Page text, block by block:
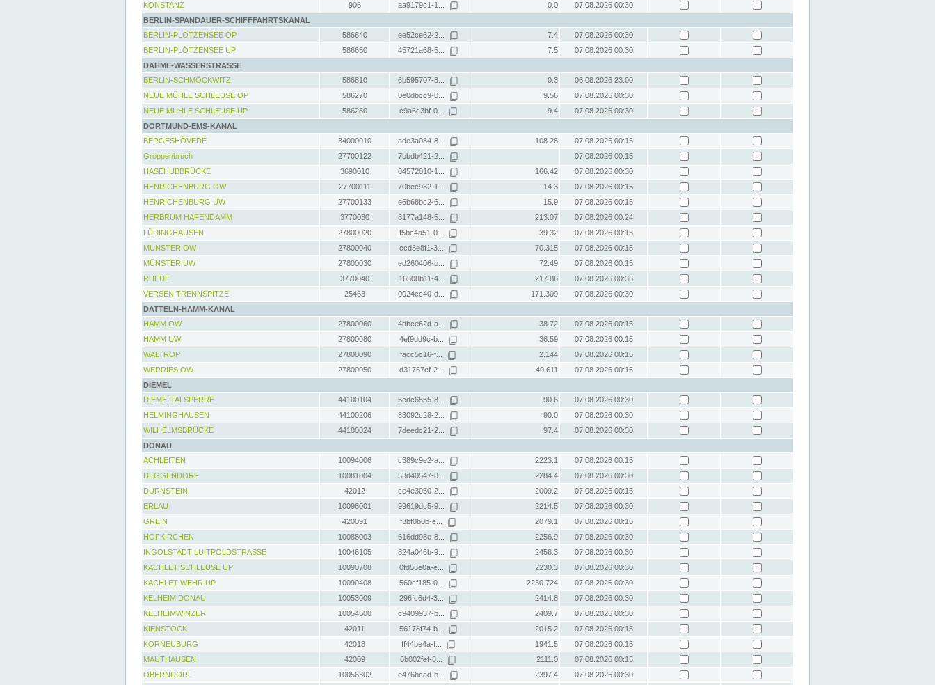
KONSTANZ
906 aa9179c1-1... 0.0
07.08.2026 00:30
BERLIN-SPANDAUER-SCHIFFFAHRTSKANAL
BERLIN-PLÖTZENSEE OP
586640 ee52ce62-2... 7.4
07.08.2026 00:30
BERLIN-PLÖTZENSEE UP
586650 45721a68-5... 7.5
07.08.2026 00:30
DAHME-WASSERSTRASSE
BERLIN-SCHMÖCKWITZ
586810 6b595707-8... 0.3
06.08.2026 23:00
NEUE MÜHLE SCHLEUSE OP
586270 0e0dbcc9-0... 9.56
07.08.2026 00:30
NEUE MÜHLE SCHLEUSE UP
586280 c9a6c3bf-0... 9.4
07.08.2026 00:30
DORTMUND-EMS-KANAL
BERGESHÖVEDE
34000010 ade3a084-8... 108.26
07.08.2026 00:15
Groppenbruch
27700122 7bbdb421-2...
07.08.2026 00:15
HASEHUBBRÜCKE
3690010 04572010-1... 166.42
07.08.2026 00:30
HENRICHENBURG OW
27700111 70bee932-1... 14.3
07.08.2026 00:15
HENRICHENBURG UW
27700133 e6b68bc2-6... 15.9
07.08.2026 00:15
HERBRUM HAFENDAMM
3770030 8177a148-5... 213.07
07.08.2026 00:24
LÜDINGHAUSEN
27800020 f5bc4a51-0... 39.32
07.08.2026 00:15
MÜNSTER OW
27800040 ccd3e8f1-3... 70.315
07.08.2026 00:15
MÜNSTER UW
27800030 ed260406-b... 72.49
07.08.2026 00:15
RHEDE
3770040 16508b11-4... 217.86
07.08.2026 00:36
VERSEN TRENNSPITZE
25463 0024cc40-d... 171.309
07.08.2026 00:30
DATTELN-HAMM-KANAL
HAMM OW
27800060 4dbce62d-a... 38.72
07.08.2026 00:15
HAMM UW
27800080 4ef9dd9c-b... 36.59
07.08.2026 00:15
WALTROP
27800090 facc5c16-f... 2.144
07.08.2026 00:15
WERRIES OW
27800050 d31767ef-2... 40.611
07.08.2026 00:15
DIEMEL
DIEMELTALSPERRE
44100104 5cdc6555-8... 90.6
07.08.2026 00:30
HELMINGHAUSEN
44100206 33092c28-2... 90.0
07.08.2026 00:30
WILHELMSBRÜCKE
44100024 7deedc21-2... 97.4
07.08.2026 00:30
DONAU
ACHLEITEN
10094006 c389c9e2-a... 2223.1
07.08.2026 00:15
DEGGENDORF
10081004 53d40547-8... 2284.4
07.08.2026 00:30
DÜRNSTEIN
42012 ce4e3050-2... 2009.2
07.08.2026 00:15
ERLAU
10096001 99619dc5-9... 2214.5
07.08.2026 00:30
GREIN
420091 f3bf0b0b-e... 2079.1
07.08.2026 00:15
HOFKIRCHEN
10088003 616dd98e-8... 2256.9
07.08.2026 00:30
INGOLSTADT LUITPOLDSTRASSE
10046105 824a046b-9... 2458.3
07.08.2026 00:30
KACHLET SCHLEUSE UP
10090708 0fd56e0a-e... 2230.3
07.08.2026 00:30
KACHLET WEHR UP
10090408 560cf185-0... 2230.724
07.08.2026 00:30
KELHEIM DONAU
10053009 296fc6d4-3... 2414.8
07.08.2026 00:30
KELHEIMWINZER
10054500 c9409937-b... 2409.7
07.08.2026 00:30
KIENSTOCK
42011 56178f74-b... 2015.2
07.08.2026 00:15
KORNEUBURG
42013 ff44be4a-f... 1941.5
07.08.2026 00:15
MAUTHAUSEN
42009 6b002fef-8... 2111.0
07.08.2026 00:15
OBERNDORF
10056302 e476bcad-b... 2397.4
07.08.2026 00:30